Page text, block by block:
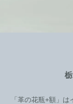
「革の花瓶+額」